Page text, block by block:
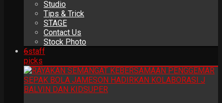
Studio
Tips & Trick
STAGE
Contact Us
Stock Photo
6staff
picks